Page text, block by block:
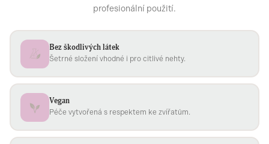
profesionální použití.
Bez škodlivých látek
Šetrné složení vhodné i pro citlivé nehty.
Vegan
Péče vytvořená s respektem ke zvířatům.